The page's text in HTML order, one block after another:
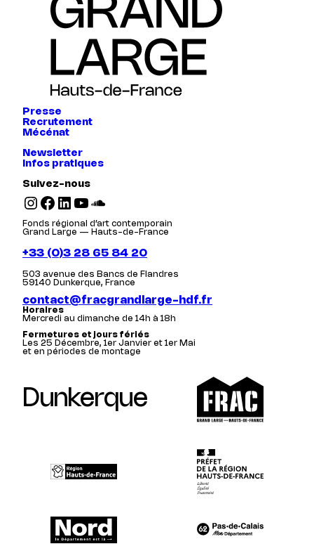
Presse
Recrutement
Mécénat
Newsletter
Infos pratiques
Suivez-nous
Instagram Facebook LinkedIn YouTube SoundCloud
Fonds régional d’art contemporain
Grand Large — Hauts-de-France
+33 (0)3 28 65 84 20
503 avenue des Bancs de Flandres
59140 Dunkerque, France
contact@fracgrandlarge-hdf.fr
Horaires
Mercredi au dimanche de 14h à 18h
Fermetures et jours fériés
Les 25 Décembre, 1er Janvier et 1er Mai
et en périodes de montage
Dunkerque